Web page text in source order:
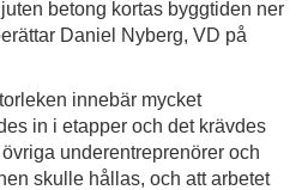
betong kortas byggtiden ner
Daniel Nyberg, VD på
innebär mycket
in i etapper och det krävdes
underentreprenörer och
skulle hållas, och att arbetet